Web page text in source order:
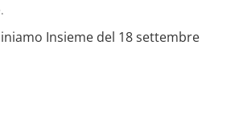
Insieme del 18 settembre